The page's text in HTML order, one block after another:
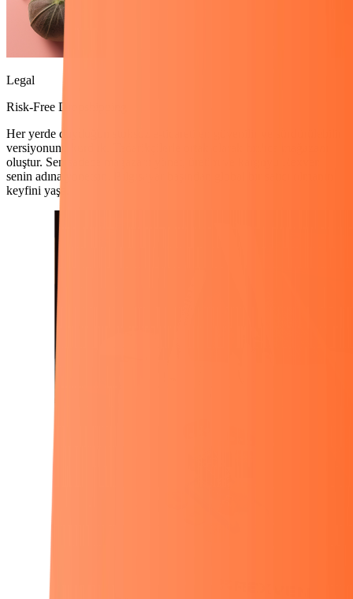
Legal
Risk-Free Dropshipping
Her yerde duyduğun stoksuz e-ticareti en güvenilir ve sürdürülebilir
versiyonunu kurduk. Tedarikçilerle ortak olarak hızlıca mağazanı
oluştur. Sen sadece mağazanı yönet, üretim ve kargoyu Rexven
senin adına yönetsin. Bilgisayar başından global bir satıcı olmanın
keyfini yaşa.